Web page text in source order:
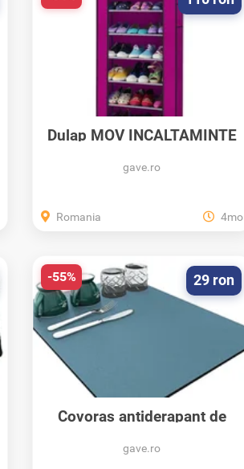
Dulap MOV INCALTAMINTE
gave.ro
Romania 4mo
Covoras antiderapant de
gave.ro
29 ron
-55%